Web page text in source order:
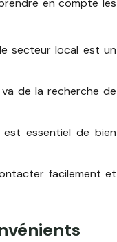
en compte les
secteur local est un
de la recherche de
essentiel de bien
facilement et